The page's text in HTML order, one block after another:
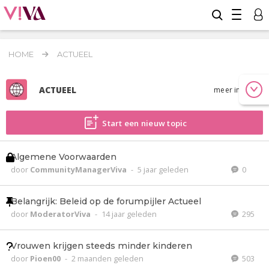
HOME ACTUEEL
ACTUEEL meer info
Start een nieuw topic
Algemene Voorwaarden
door CommunityManagerViva - 5 jaar geleden 0
Belangrijk: Beleid op de forumpijler Actueel
door ModeratorViva - 14 jaar geleden 295
Vrouwen krijgen steeds minder kinderen
door Pioen00 - 2 maanden geleden 503